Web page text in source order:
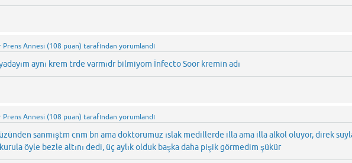
Prens Annesi (108 puan) tarafından yorumlandı
aynı krem trde varmıdr bilmiyom İnfecto Soor kremin adı
Prens Annesi (108 puan) tarafından yorumlandı
sanmıştm cnm bn ama doktorumuz ıslak medillerde illa ama illa alkol oluyor, direk
öyle bezle altını dedi, üç aylık olduk başka daha pişik görmedim şükür